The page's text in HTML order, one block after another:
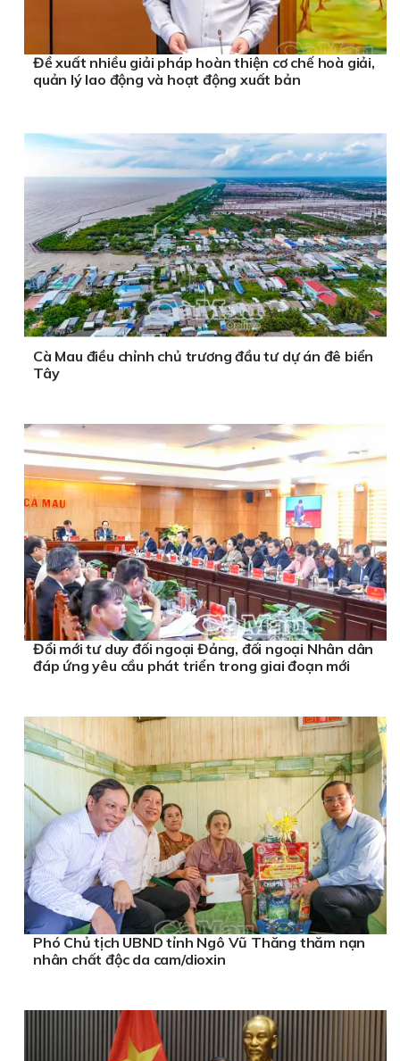
Đề xuất nhiều giải pháp hoàn thiện cơ chế hoà giải,
quản lý lao động và hoạt động xuất bản
Cà Mau điều chỉnh chủ trương đầu tư dự án đê biển
Tây
Đổi mới tư duy đối ngoại Đảng, đối ngoại Nhân dân
đáp ứng yêu cầu phát triển trong giai đoạn mới
Phó Chủ tịch UBND tỉnh Ngô Vũ Thăng thăm nạn
nhân chất độc da cam/dioxin